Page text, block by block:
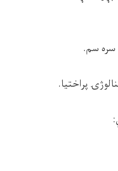
سره سم.
پراختیا.